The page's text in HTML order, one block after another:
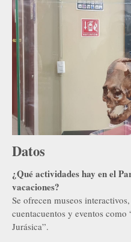
Datos
¿Qué actividades hay en el
vacaciones?
Se ofrecen museos
cuentacuentos y eventos como
Jurásica”.